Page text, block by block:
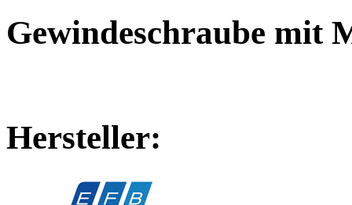
Gewindeschraube mit
Hersteller: